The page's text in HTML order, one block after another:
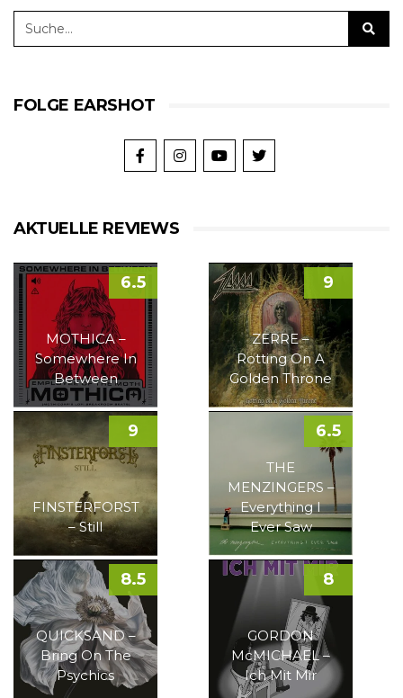
FOLGE EARSHOT
AKTUELLE REVIEWS
MOTHICA –
Somewhere In
Between
6.5
ZERRE –
Rotting On A
Golden Throne
9
FINSTERFORST
– Still
9
THE
MENZINGERS –
Everything I
Ever Saw
6.5
QUICKSAND –
Bring On The
Psychics
8.5
GORDON
McMICHAEL –
Ich Mit Mir
8